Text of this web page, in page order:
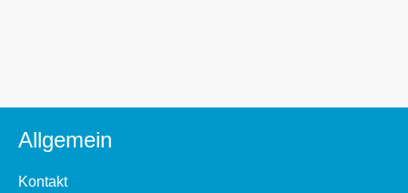
Allgemein
Kontakt